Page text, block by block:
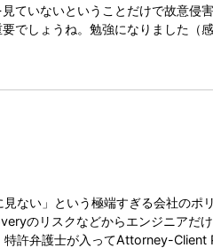
ていないということだけで故意侵
でしょうね。勉強になりました（感
ない」という極端すぎる会社のポ
のリスクなどからエンジニアだ
特許弁護士が入ってAttorney-Client